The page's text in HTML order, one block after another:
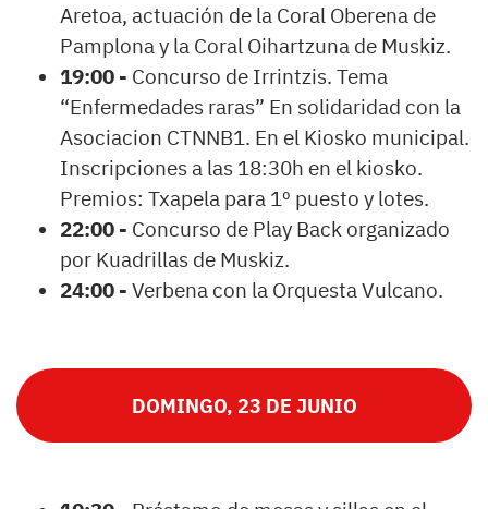
Aretoa, actuación de la Coral Oberena de
Pamplona y la Coral Oihartzuna de Muskiz.
19:00 - Concurso de Irrintzis. Tema
“Enfermedades raras” En solidaridad con la
Asociacion CTNNB1. En el Kiosko municipal.
Inscripciones a las 18:30h en el kiosko.
Premios: Txapela para 1º puesto y lotes.
22:00 - Concurso de Play Back organizado
por Kuadrillas de Muskiz.
24:00 - Verbena con la Orquesta Vulcano.
DOMINGO, 23 DE JUNIO